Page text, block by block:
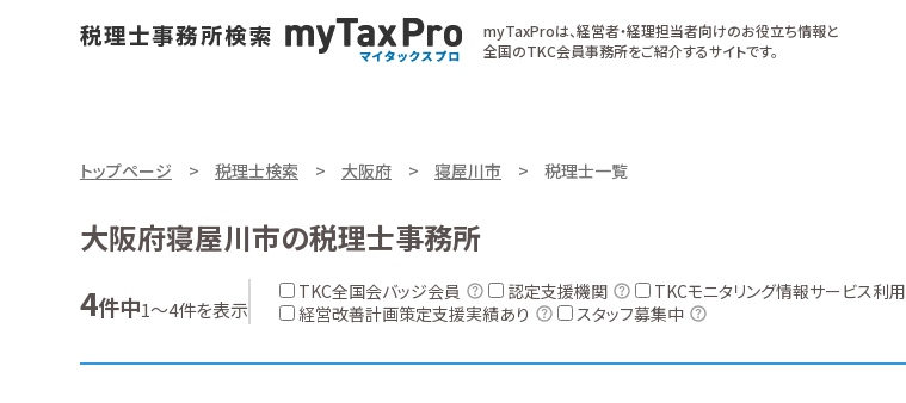
myTaxProは、経営者・経理担当者向けのお役立ち情報と
全国のTKC会員事務所をご紹介するサイトです。
トップページ 税理士検索 大阪府 寝屋川市 税理士一覧
大阪府寝屋川市の税理士事務所
4件中1～4件を表示
TKC全国会バッジ会員 認定支援機関
TKCモニタリング情報サービス利用
経営改善計画策定支援実績あり
スタッフ募集中